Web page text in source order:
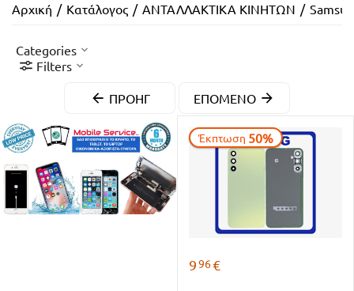
Αρχική / Κατάλογος / ΑΝΤΑΛΛΑΚΤΙΚΑ ΚΙΝΗΤΩΝ /
Categories
Filters
ΠΡΟΗΓ ΕΠΌΜΕΝΟ
Έκπτωση 50%
996€